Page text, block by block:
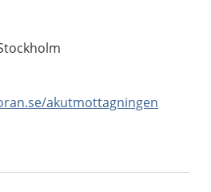
akutmottagningen